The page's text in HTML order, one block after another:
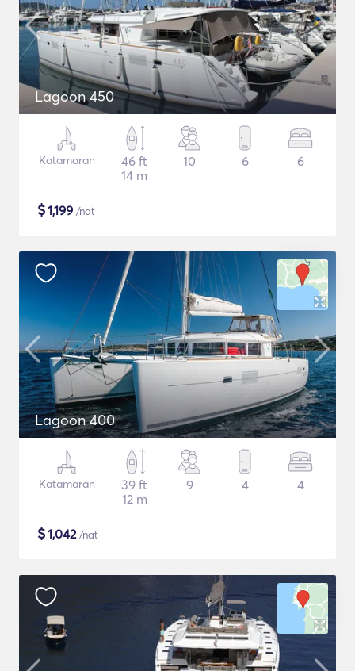
Lagoon 450
Katamaran
46 ft
14 m
10 6 6
$1,199 /nat
Lagoon 400
Katamaran
39 ft
12 m
9 4 4
$1,042/nat